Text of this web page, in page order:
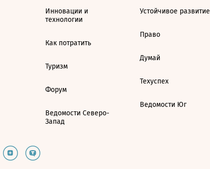
Инновации и
технологии
Как потратить
Туризм
Форум
Ведомости Северо-
Запад
Устойчивое развитие
Право
Думай
Техуспех
Ведомости Юг